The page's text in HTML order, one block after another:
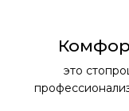
это